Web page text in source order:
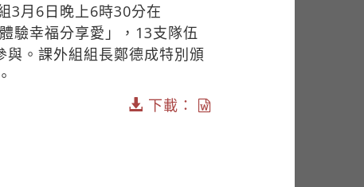
3月6日晚上6時30分在
驗幸福分享愛」，13支隊伍
。課外組組長鄭德成特別頒
下載：